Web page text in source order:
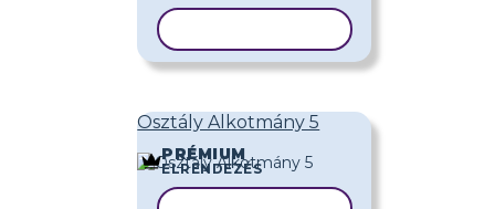
Osztály Alkotmány 5
PRÉMIUM
ELRENDEZÉS